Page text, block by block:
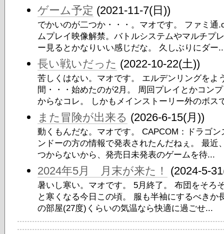
ゲーム予定 (2021-11-7(日))
でかいのが二つか・・・。マオです。 ファミ通
ムプレイ映像解禁。バトルシステムやマルチプ
ー見るとかなりいい感じだな。 久しぶりにダー
長い戦いだった (2022-10-22(土))
苦しくはない。マオです。 エルデンリングをよ
間・・・始めたのが2月。 周回プレイとかコン
からなコレ。 しかもメインストーリー外のボス
また冒険が出来る (2026-6-15(月))
動くもんだな。マオです。 CAPCOM：ドラゴ
ンドーの方の情報で発表されたんだねぇ。 最近
つからないから、発売日未発表のゲームを待...
2024年5月 月末が来た！ (2024-5-
暑いし寒い。マオです。 5月終了。 布団をそろ
と寒くなる今日この頃。 服も半袖にするべき
の部屋(27度)くらいの気温なら快適に過ごせ...